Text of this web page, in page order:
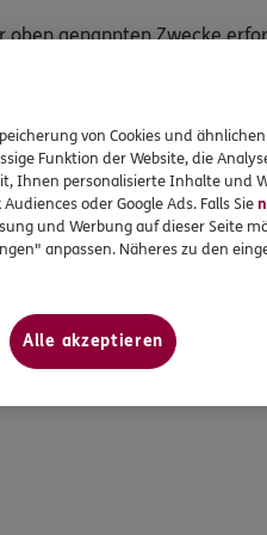
genannten Zwecke
Ihre Einwilligung bei mir
zu
sei denn, Sie kontaktieren
ich neben den
von Cookies und
Funktion der Website, die
Ihnen personalisierte Inhalte und
oder Google Ads. Falls Sie
und Werbung auf dieser Seite
anpassen. Näheres zu den
Alle akzeptieren